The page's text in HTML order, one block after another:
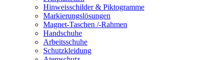
Hinweisschilder & Piktogramme
Markierungslösungen
Magnet-Taschen /-Rahmen
Handschuhe
Arbeitsschuhe
Schutzkleidung